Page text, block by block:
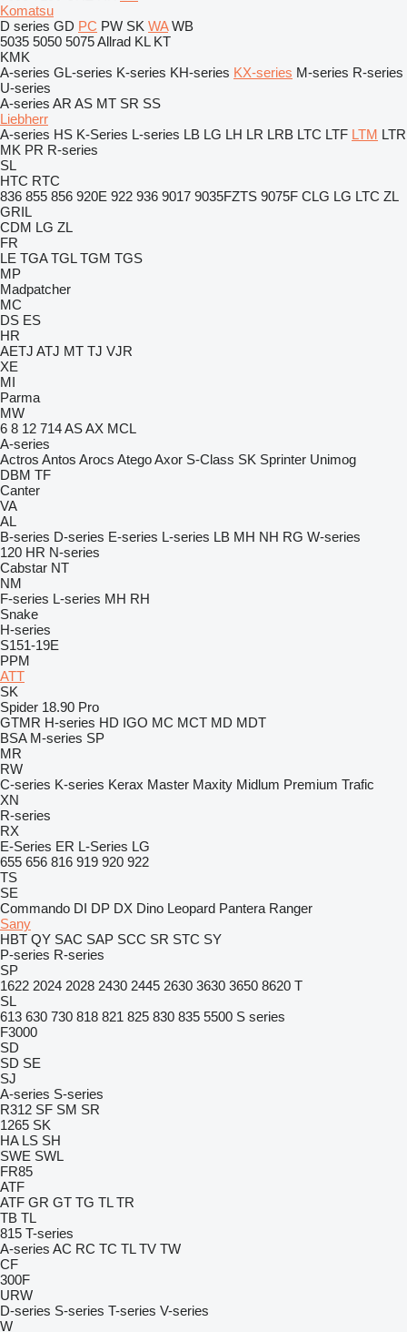
Komatsu
D series GD PC PW SK WA WB
5035 5050 5075Allrad KL KT
KMK
A-series GL-series K-series KH-series KX-series M-series R-series
U-series
A-series AR AS MT SR SS
Liebherr
A-series HS K-Series L-series LB LG LH LR LRB LTC LTF LTM LTR
MK PR R-series
SL
HTC RTC
836 855 856 920E 922 936 9017 9035FZTS 9075F CLG LG LTC ZL
GRIL
CDM LG ZL
FR
LE TGA TGL TGM TGS
MP
Madpatcher
MC
DS ES
HR
AETJ ATJ MT TJ VJR
XE
MI
Parma
MW
6 8 12 714ASAX MCL
A-series
Actros Antos Arocs AtegoAxor S-Class SK Sprinter Unimog
DBM TF
Canter
VA
AL
B-series D-series E-series L-series LB MH NH RG W-series
120 HR N-series
Cabstar NT
NM
F-series L-series MH RH
Snake
H-series
S151-19E
PPM
ATT
SK
Spider 18.90 Pro
GTMR H-series HD IGO MC MCT MD MDT
BSA M-series SP
MR
RW
C-series K-series Kerax Master Maxity Midlum Premium Trafic
XN
R-series
RX
E-Series ER L-Series LG
655 656 816 919 920 922
TS
SE
Commando DI DP DX Dino Leopard Pantera Ranger
Sany
HBT QY SAC SAP SCC SR STC SY
P-series R-series
SP
1622 2024 2028 2430 2445 2630 3630 3650 8620 T
SL
613 630 730 818 821 825 830 835 5500 S series
F3000
SD
SD SE
SJ
A-series S-series
R312 SF SM SR
1265 SK
HA LS SH
SWE SWL
FR85
ATF
ATF GR GT TG TL TR
TB TL
815 T-series
A-series AC RC TC TL TV TW
CF
300F
URW
D-series S-series T-series V-series
W